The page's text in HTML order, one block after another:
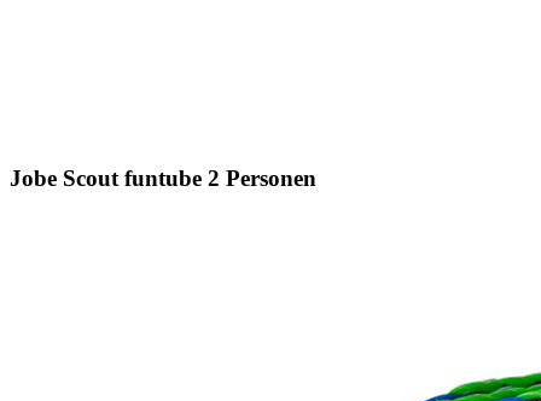
Jobe Scout funtube 2 Personen